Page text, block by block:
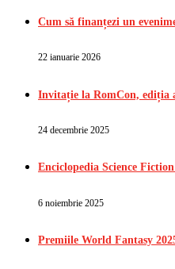
Cum să finanțezi un
22 ianuarie 2026
Invitație la RomCon, ediția
24 decembrie 2025
Enciclopedia Science
6 noiembrie 2025
Premiile World Fantasy